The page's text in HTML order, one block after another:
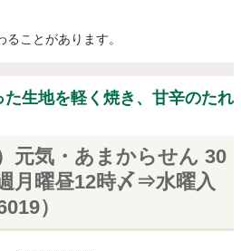
ことがあります。
た生地を軽く焼き、甘辛のたれ
元気・あまからせん 30
月曜昼12時〆⇒水曜入
）